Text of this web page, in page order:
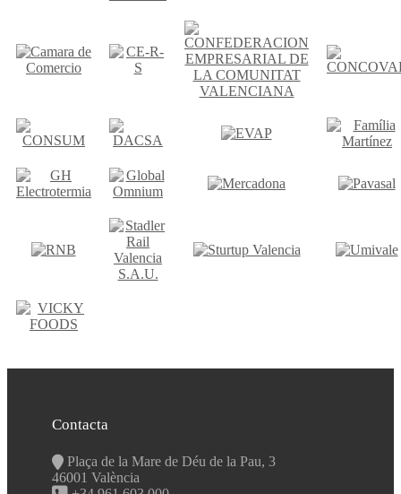
Contacta
Plaça de la Mare de Déu de la Pau, 3
46001 València